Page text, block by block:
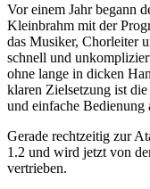
Vor einem Jahr begann
Kleinbrahm mit der
das Musiker, Chorleiter
schnell und
ohne lange in dicken
klaren Zielsetzung ist
und einfache Bedienung
Gerade rechtzeitig zur
1.2 und wird jetzt von
vertrieben.